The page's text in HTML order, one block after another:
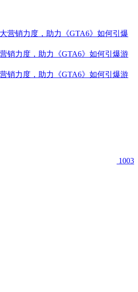
销力度，助力《GTA6》如何引爆游
销力度，助力《GTA6》如何引爆游
1003